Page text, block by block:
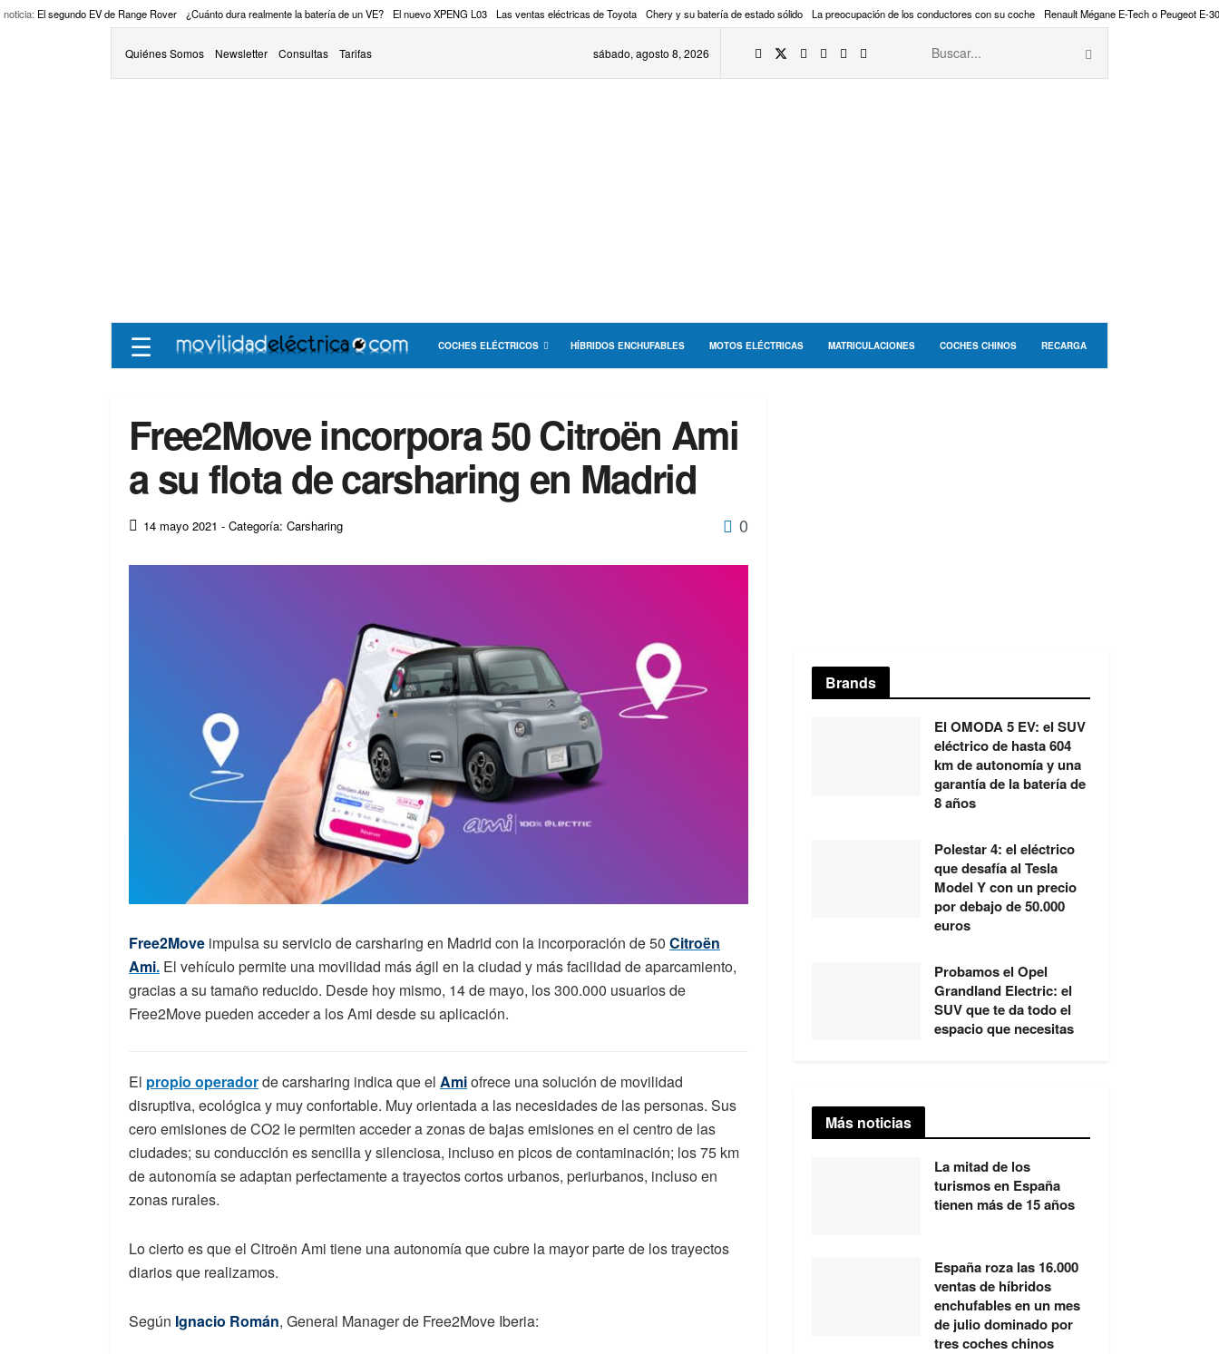
noticia: El segundo EV de Range Rover ¿Cuánto dura realmente la batería de un VE? El nuevo XPENG L03 Las ventas eléctricas de Toyota Chery y su batería de estado sólido La preocupación de los conductores con su coche Renault Mégane E-Tech o Peugeot E-
Quiénes Somos Newsletter Consultas Tarifas sábado, agosto 8, 2026
☰ COCHES ELÉCTRICOS HÍBRIDOS ENCHUFABLES MOTOS ELÉCTRICAS MATRICULACIONES COCHES CHINOS RECARGA
Free2Move incorpora 50 Citroën Ami
a su flota de carsharing en Madrid
14 mayo 2021 - Categoría: Carsharing 0
Free2Move impulsa su servicio de carsharing en Madrid con la incorporación de 50 Citroën
Ami. El vehículo permite una movilidad más ágil en la ciudad y más facilidad de aparcamiento,
gracias a su tamaño reducido. Desde hoy mismo, 14 de mayo, los 300.000 usuarios de
Free2Move pueden acceder a los Ami desde su aplicación.
El propio operadorde carsharing indica que el Amiofrece una solución de movilidad
disruptiva, ecológica y muy confortable. Muy orientada a las necesidades de las personas. Sus
cero emisiones de CO2 le permiten acceder a zonas de bajas emisiones en el centro de las
ciudades; su conducción es sencilla y silenciosa, incluso en picos de contaminación; los 75 km
de autonomía se adaptan perfectamente a trayectos cortos urbanos, periurbanos, incluso en
zonas rurales.
Lo cierto es que el Citroën Ami tiene una autonomía que cubre la mayor parte de los trayectos
diarios que realizamos.
Según Ignacio Román, General Manager de Free2Move Iberia:
Brands
El OMODA 5 EV: el SUV
eléctrico de hasta 604
km de autonomía y una
garantía de la batería de
8 años
Polestar 4: el eléctrico
que desafía al Tesla
Model Y con un precio
por debajo de 50.000
euros
Probamos el Opel
Grandland Electric: el
SUV que te da todo el
espacio que necesitas
Más noticias
La mitad de los
turismos en España
tienen más de 15 años
España roza las 16.000
ventas de híbridos
enchufables en un mes
de julio dominado por
tres coches chinos